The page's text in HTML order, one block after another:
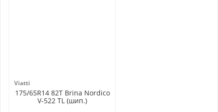
Viatti
175/65R14 82T Brina Nordico
V-522 TL (шип.)